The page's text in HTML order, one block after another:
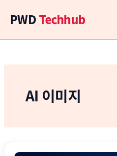
로
너
PWD Techhub
AI 이미지